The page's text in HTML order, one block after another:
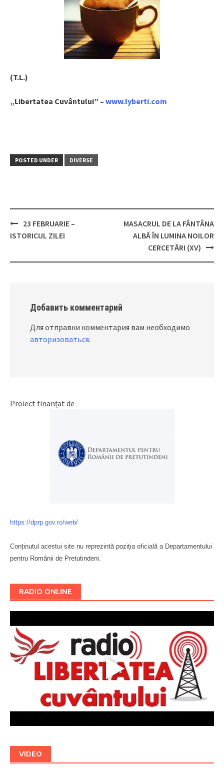
(T.L.)
„Libertatea Cuvântului” – www.lyberti.com
POSTED UNDER DIVERSE
Post
23 FEBRUARIE –
ISTORICUL ZILEI
MASACRUL DE LA FÂNTÂNA
ALBĂ ÎN LUMINA NOILOR
CERCETĂRI (XV)
Добавить комментарий
Для отправки комментария вам необходимо
авторизоваться.
Proiect finanțat de
https://dprp.gov.ro/web/
Conținutul acestui site nu reprezintă poziția oficială a Departamentului
pentru Românii de Pretutindeni.
RADIO ONLINE
VIDEO